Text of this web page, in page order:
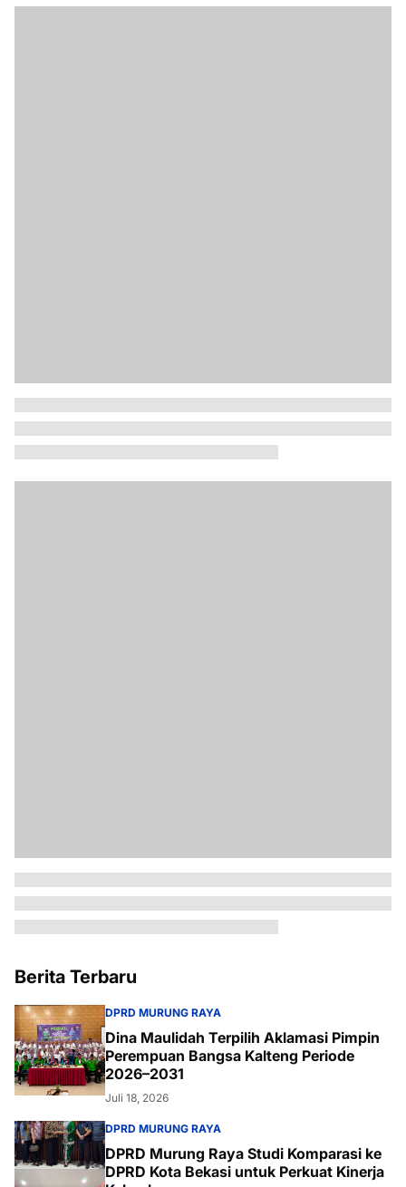
Berita Terbaru
DPRD MURUNG RAYA
Dina Maulidah Terpilih Aklamasi Pimpin
Perempuan Bangsa Kalteng Periode
2026–2031
Juli 18, 2026
DPRD MURUNG RAYA
DPRD Murung Raya Studi Komparasi ke
DPRD Kota Bekasi untuk Perkuat Kinerja